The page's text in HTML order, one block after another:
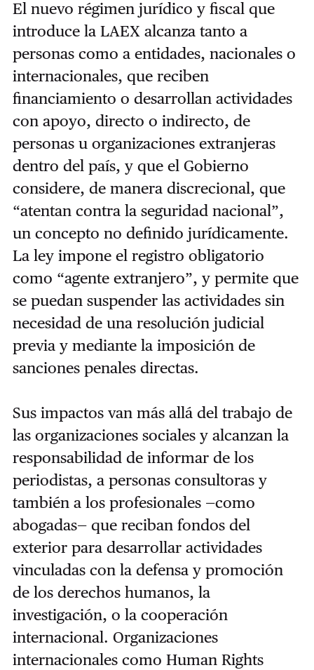
El nuevo régimen jurídico y fiscal que
introduce la LAEX alcanza tanto a
personas como a entidades, nacionales o
internacionales, que reciben
financiamiento o desarrollan actividades
con apoyo, directo o indirecto, de
personas u organizaciones extranjeras
dentro del país, y que el Gobierno
considere, de manera discrecional, que
“atentan contra la seguridad nacional”,
un concepto no definido jurídicamente.
La ley impone el registro obligatorio
como “agente extranjero”, y permite que
se puedan suspender las actividades sin
necesidad de una resolución judicial
previa y mediante la imposición de
sanciones penales directas.
Sus impactos van más allá del trabajo de
las organizaciones sociales y alcanzan la
responsabilidad de informar de los
periodistas, a personas consultoras y
también a los profesionales —como
abogadas— que reciban fondos del
exterior para desarrollar actividades
vinculadas con la defensa y promoción
de los derechos humanos, la
investigación, o la cooperación
internacional. Organizaciones
internacionales como Human Rights